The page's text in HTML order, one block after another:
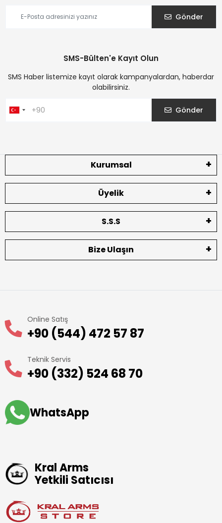
Gönder
SMS-Bülten'e Kayıt Olun
SMS Haber listemize kayıt olarak kampanyalardan, haberdar
olabilirsiniz.
Gönder
Kurumsal
Üyelik
S.S.S
Bize Ulaşın
Online Satış
+90 (544) 472 57 87
Teknik Servis
+90 (332) 524 68 70
WhatsApp
Kral Arms
Yetkili Satıcısı